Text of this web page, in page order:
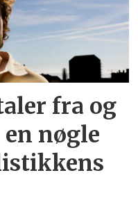
fra og
nøgle